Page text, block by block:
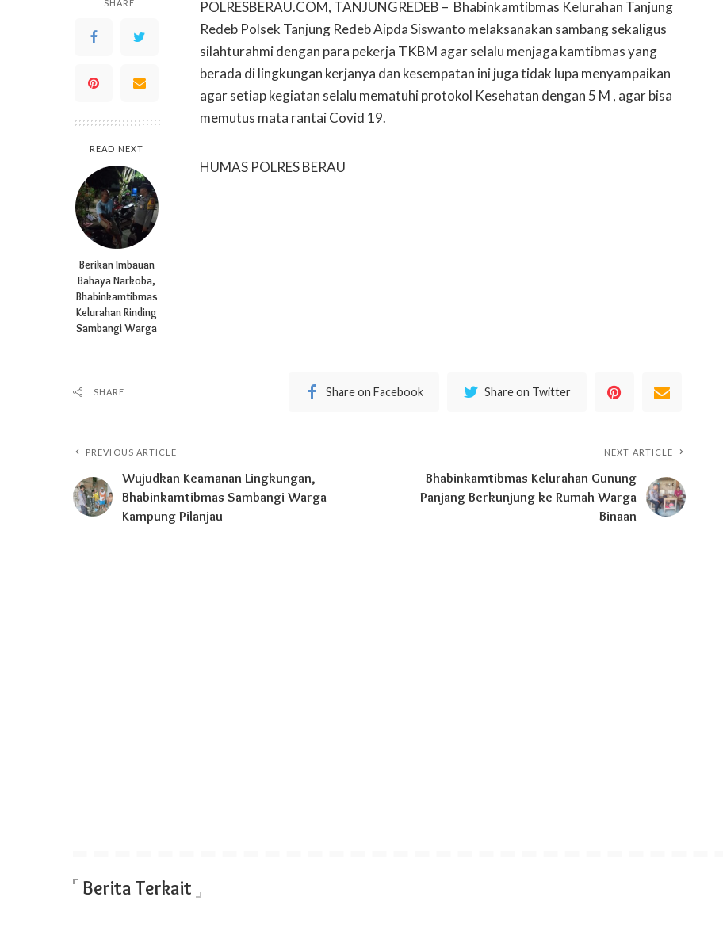
SHARE
READ NEXT
Berikan Imbauan
Bahaya Narkoba,
Bhabinkamtibmas
Kelurahan Rinding
Sambangi Warga
POLRESBERAU.COM, TANJUNGREDEB – Bhabinkamtibmas Kelurahan Tanjung
Redeb Polsek Tanjung Redeb Aipda Siswanto melaksanakan sambang sekaligus
silahturahmi dengan para pekerja TKBM agar selalu menjaga kamtibmas yang
berada di lingkungan kerjanya dan kesempatan ini juga tidak lupa menyampaikan
agar setiap kegiatan selalu mematuhi protokol Kesehatan dengan 5 M , agar bisa
memutus mata rantai Covid 19.
HUMAS POLRES BERAU
SHARE Share on Facebook Share on Twitter
PREVIOUS ARTICLE
Wujudkan Keamanan Lingkungan,
Bhabinkamtibmas Sambangi Warga
Kampung Pilanjau
NEXT ARTICLE
Bhabinkamtibmas Kelurahan Gunung
Panjang Berkunjung ke Rumah Warga
Binaan
Berita Terkait